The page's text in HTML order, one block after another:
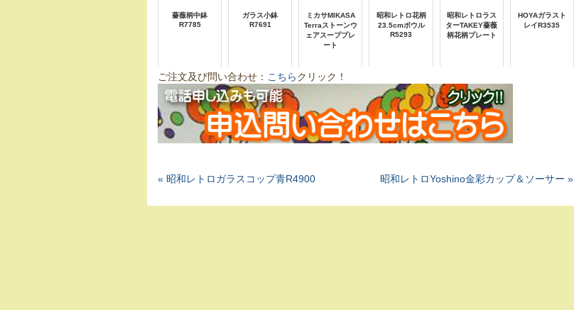
薔薇柄中鉢
R7785
ガラス小鉢
R7691
ミカサMIKASA
Terraストーンウ
ェアスーププレ
ート
昭和レトロ花柄
23.5cmボウル
R5293
昭和レトロラス
ターTAKEY薔薇
柄花柄プレート
HOYAガラスト
レイR3535
ご注文及び問い合わせ： こちらクリック！
« 昭和レトロガラスコップ青R4900 昭和レトロYoshino金彩カップ＆ソーサー »